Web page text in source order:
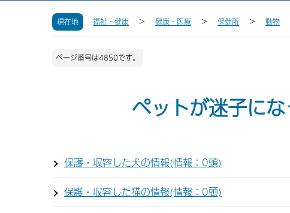
現在地 福祉・健康 健康・医療 保健所 動物
ページ番号は4850です。
ペットが迷子に
保護・収容した犬の情報(情報：0頭)
保護・収容した猫の情報(情報：0頭)